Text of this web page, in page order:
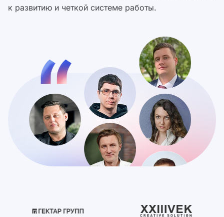
к развитию и четкой системе работы.